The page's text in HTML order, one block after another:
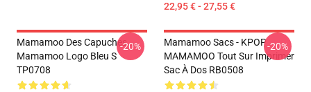
22,95 € - 27,55 €
Mamamoo Des Capuches...
Mamamoo Logo Bleu S
TP0708
-20%
Mamamoo Sacs - KPOP
MAMAMOO Tout Sur Imprimer
Sac À Dos RB0508
-20%